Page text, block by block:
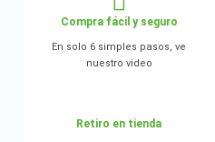
Compra fácil y seguro
En solo 6 simples pasos, ve
nuestro video
Retiro en tienda